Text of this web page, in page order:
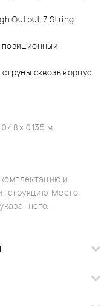
Output 7 String
позиционный
сквозь корпус
x 0.135 м.
и
Место